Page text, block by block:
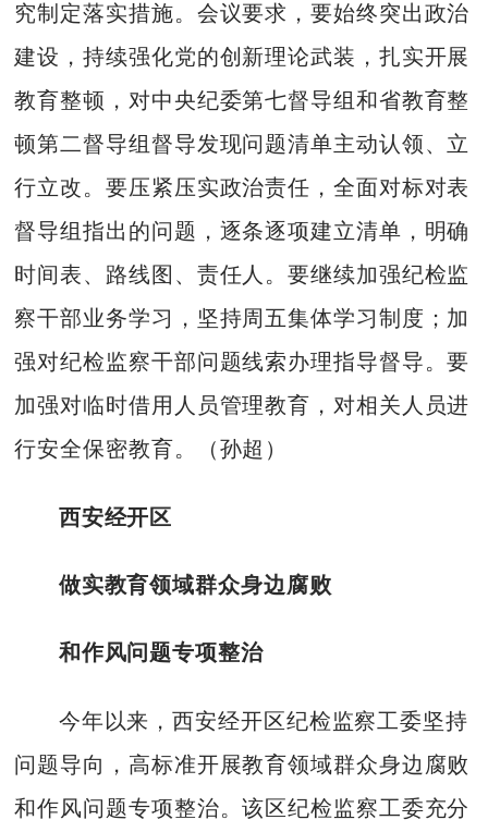
究制定落实措施。会议要求，要始终突出政治
建设，持续强化党的创新理论武装，扎实开展
教育整顿，对中央纪委第七督导组和省教育整
顿第二督导组督导发现问题清单主动认领、立
行立改。要压紧压实政治责任，全面对标对表
督导组指出的问题，逐条逐项建立清单，明确
时间表、路线图、责任人。要继续加强纪检监
察干部业务学习，坚持周五集体学习制度；加
强对纪检监察干部问题线索办理指导督导。要
加强对临时借用人员管理教育，对相关人员进
行安全保密教育。（孙超）
西安经开区
做实教育领域群众身边腐败
和作风问题专项整治
今年以来，西安经开区纪检监察工委坚持
问题导向，高标准开展教育领域群众身边腐败
和作风问题专项整治。该区纪检监察工委充分